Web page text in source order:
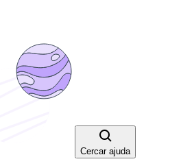
Cercar ajuda